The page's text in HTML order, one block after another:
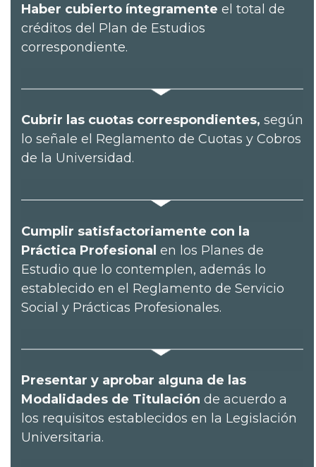
Haber cubierto íntegramente el total de
créditos del Plan de Estudios
correspondiente.
Cubrir las cuotas correspondientes, según
lo señale el Reglamento de Cuotas y Cobros
de la Universidad.
Cumplir satisfactoriamente con la
Práctica Profesional en los Planes de
Estudio que lo contemplen, además lo
establecido en el Reglamento de Servicio
Social y Prácticas Profesionales.
Presentar y aprobar alguna de las
Modalidades de Titulación de acuerdo a
los requisitos establecidos en la Legislación
Universitaria.